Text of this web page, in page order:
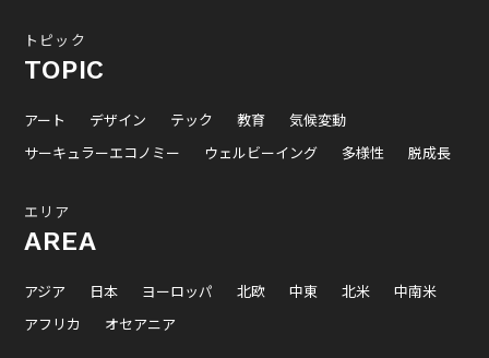
トピック
TOPIC
アート デザイン テック 教育
気候変動
サーキュラーエコノミー
ウェルビーイング 多様性 脱成長
エリア
AREA
アジア 日本 ヨーロッパ 北欧 中東 北米
中南米
アフリカ
オセアニア